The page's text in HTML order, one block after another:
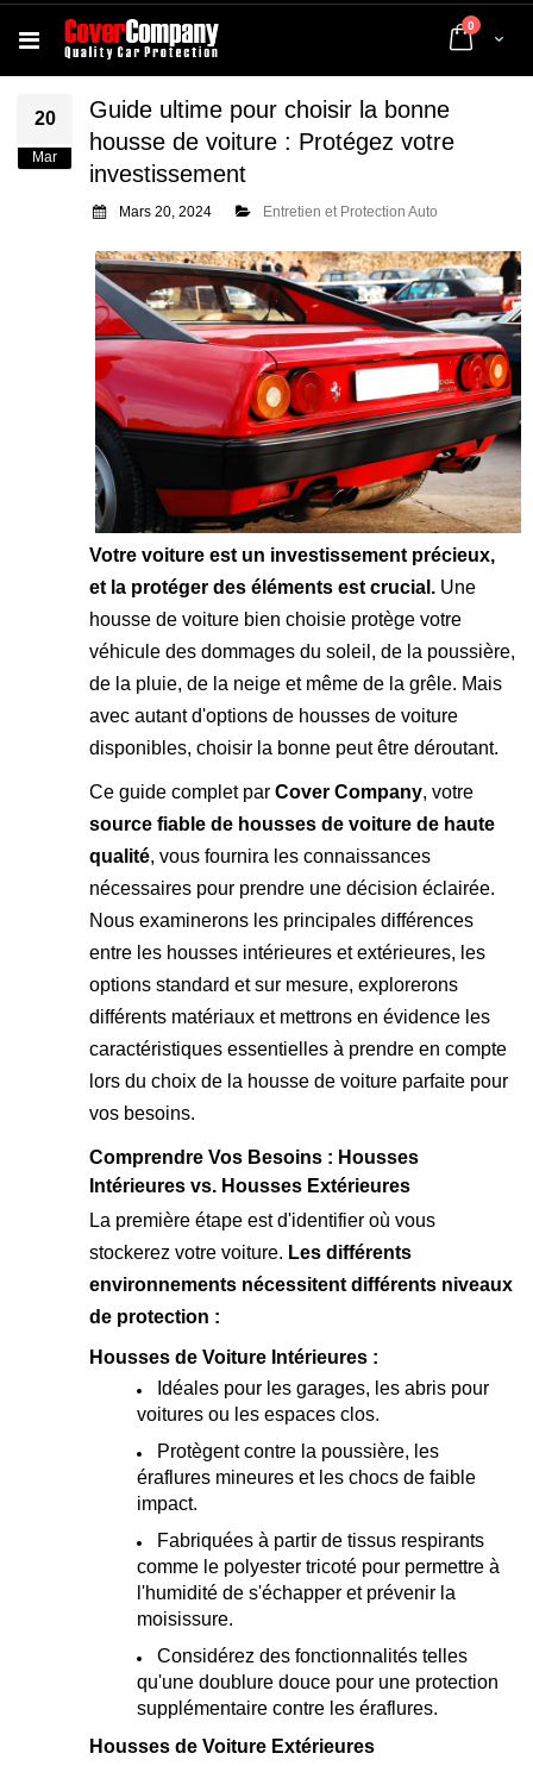
Cart
0 articles
20
Mar
Guide ultime pour choisir la bonne
housse de voiture : Protégez votre
investissement
Mars 20, 2024 Entretien et Protection Auto
Votre voiture est un investissement précieux,
et la protéger des éléments est crucial. Une
housse de voiture bien choisie protège votre
véhicule des dommages du soleil, de la poussière,
de la pluie, de la neige et même de la grêle. Mais
avec autant d'options de housses de voiture
disponibles, choisir la bonne peut être déroutant.
Ce guide complet par Cover Company, votre
source fiable de housses de voiture de haute
qualité, vous fournira les connaissances
nécessaires pour prendre une décision éclairée.
Nous examinerons les principales différences
entre les housses intérieures et extérieures, les
options standard et sur mesure, explorerons
différents matériaux et mettrons en évidence les
caractéristiques essentielles à prendre en compte
lors du choix de la housse de voiture parfaite pour
vos besoins.
Comprendre Vos Besoins : Housses
Intérieures vs. Housses Extérieures
La première étape est d'identifier où vous
stockerez votre voiture. Les différents
environnements nécessitent différents niveaux
de protection :
Housses de Voiture Intérieures :
Idéales pour les garages, les abris pour
voitures ou les espaces clos.
Protègent contre la poussière, les
éraflures mineures et les chocs de faible
impact.
Fabriquées à partir de tissus respirants
comme le polyester tricoté pour permettre à
l'humidité de s'échapper et prévenir la
moisissure.
Considérez des fonctionnalités telles
qu'une doublure douce pour une protection
supplémentaire contre les éraflures.
Housses de Voiture Extérieures